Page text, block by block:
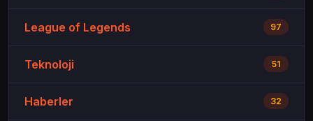
League of Legends 97
Teknoloji 51
Haberler 32